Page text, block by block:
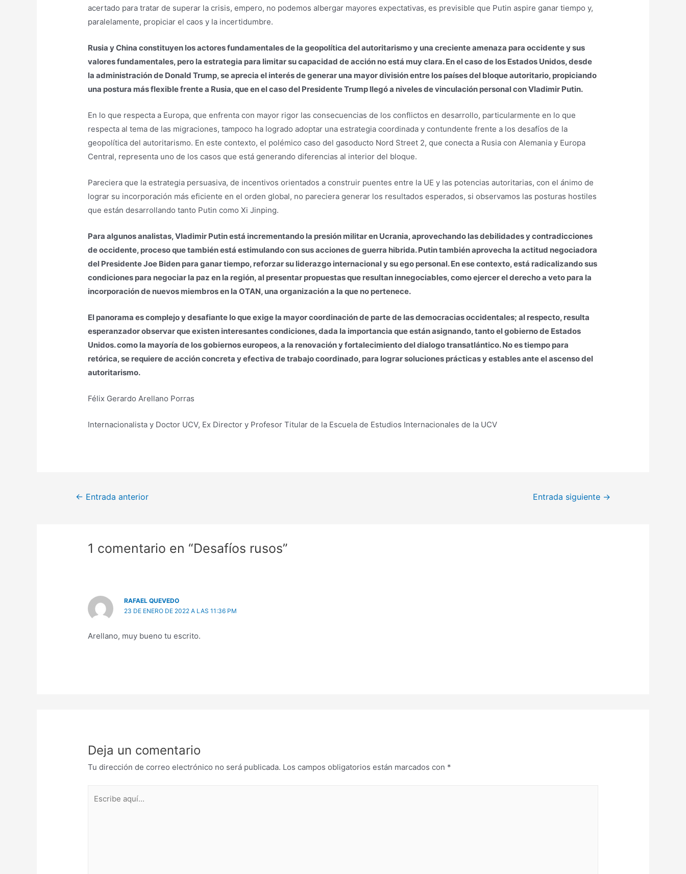
acertado para tratar de superar la crisis, empero, no podemos albergar mayores expectativas, es previsible que Putin aspire ganar tiempo y,
paralelamente, propiciar el caos y la incertidumbre.
Rusia y China constituyen los actores fundamentales de la geopolítica del autoritarismo y una creciente amenaza para occidente y sus
valores fundamentales, pero la estrategia para limitar su capacidad de acción no está muy clara. En el caso de los Estados Unidos, desde
la administración de Donald Trump, se aprecia el interés de generar una mayor división entre los países del bloque autoritario, propiciando
una postura más flexible frente a Rusia, que en el caso del Presidente Trump llegó a niveles de vinculación personal con Vladimir Putin.
En lo que respecta a Europa, que enfrenta con mayor rigor las consecuencias de los conflictos en desarrollo, particularmente en lo que
respecta al tema de las migraciones, tampoco ha logrado adoptar una estrategia coordinada y contundente frente a los desafíos de la
geopolítica del autoritarismo. En este contexto, el polémico caso del gasoducto Nord Street 2, que conecta a Rusia con Alemania y Europa
Central, representa uno de los casos que está generando diferencias al interior del bloque.
Pareciera que la estrategia persuasiva, de incentivos orientados a construir puentes entre la UE y las potencias autoritarias, con el ánimo de
lograr su incorporación más eficiente en el orden global, no pareciera generar los resultados esperados, si observamos las posturas hostiles
que están desarrollando tanto Putin como Xi Jinping.
Para algunos analistas, Vladimir Putin está incrementando la presión militar en Ucrania, aprovechando las debilidades y contradicciones
de occidente, proceso que también está estimulando con sus acciones de guerra hibrida. Putin también aprovecha la actitud negociadora
del Presidente Joe Biden para ganar tiempo, reforzar su liderazgo internacional y su ego personal. En ese contexto, está radicalizando sus
condiciones para negociar la paz en la región, al presentar propuestas que resultan innegociables, como ejercer el derecho a veto para la
incorporación de nuevos miembros en la OTAN, una organización a la que no pertenece.
El panorama es complejo y desafiante lo que exige la mayor coordinación de parte de las democracias occidentales; al respecto, resulta
esperanzador observar que existen interesantes condiciones, dada la importancia que están asignando, tanto el gobierno de Estados
Unidos. como la mayoría de los gobiernos europeos, a la renovación y fortalecimiento del dialogo transatlántico. No es tiempo para
retórica, se requiere de acción concreta y efectiva de trabajo coordinado, para lograr soluciones prácticas y estables ante el ascenso del
autoritarismo.
Félix Gerardo Arellano Porras
Internacionalista y Doctor UCV, Ex Director y Profesor Titular de la Escuela de Estudios Internacionales de la UCV
← Entrada anterior Entrada siguiente →
1 comentario en “Desafíos rusos”
RAFAEL QUEVEDO
23 DE ENERO DE 2022 A LAS 11:36 PM
Arellano, muy bueno tu escrito.
Deja un comentario
Tu dirección de correo electrónico no será publicada. Los campos obligatorios están marcados con *